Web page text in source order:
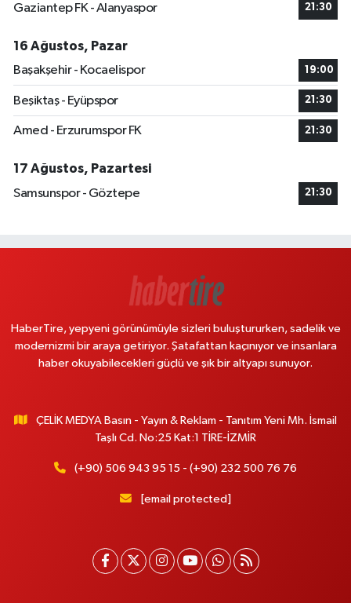
Gaziantep FK - Alanyaspor 21:30
16 Ağustos, Pazar
Başakşehir - Kocaelispor
19:00
Beşiktaş - Eyüpspor 21:30
Amed - Erzurumspor FK 21:30
17 Ağustos, Pazartesi
Samsunspor - Göztepe
21:30
HaberTire, yepyeni görünümüyle sizleri buluştururken, sadelik ve
modernizmi bir araya getiriyor. Şatafattan kaçınıyor ve insanlara
haber okuyabilecekleri güçlü ve şık bir altyapı sunuyor.
ÇELİK MEDYA Basın - Yayın & Reklam - Tanıtım Yeni Mh. İsmail
Taşlı Cd. No:25 Kat:1 TİRE-İZMİR
(+90) 506 943 95 15 - (+90) 232 500 76 76
[email protected]